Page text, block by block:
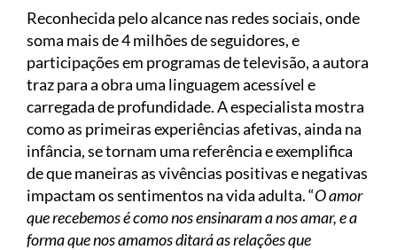
Reconhecida pelo alcance nas redes sociais, onde
soma mais de 4 milhões de seguidores, e
participações em programas de televisão, a autora
traz para a obra uma linguagem acessível e
carregada de profundidade. A especialista mostra
como as primeiras experiências afetivas, ainda na
infância, se tornam uma referência e exemplifica
de que maneiras as vivências positivas e negativas
impactam os sentimentos na vida adulta. “O amor
que recebemos é como nos ensinaram a nos amar, e a
forma que nos amamos ditará as relações que